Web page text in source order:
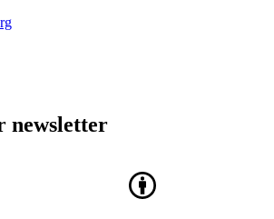
newsletter